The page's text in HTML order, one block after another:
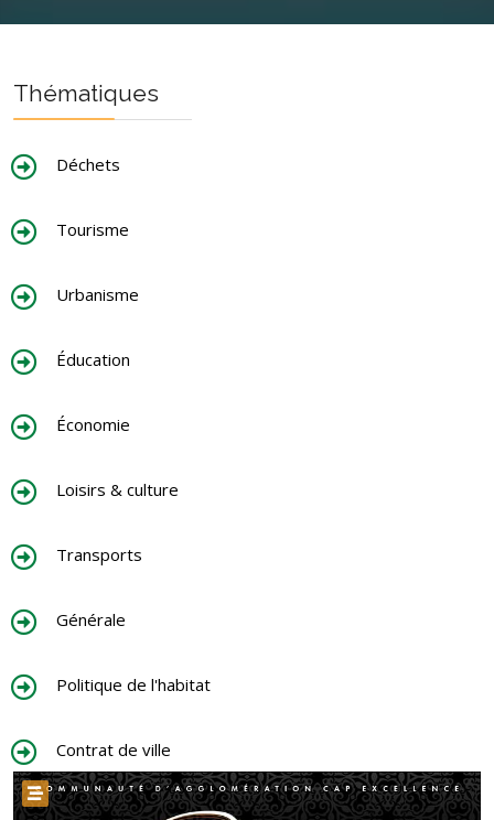
Thématiques
Déchets
Tourisme
Urbanisme
Éducation
Économie
Loisirs & culture
Transports
Générale
Politique de l'habitat
Contrat de ville